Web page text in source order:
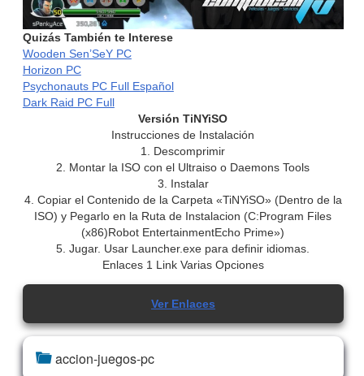
Quizás También te Interese
Wooden Sen’SeY PC
Horizon PC
Psychonauts PC Full Español
Dark Raid PC Full
Versión TiNYiSO
Instrucciones de Instalación
1. Descomprimir
2. Montar la ISO con el Ultraiso o Daemons Tools
3. Instalar
4. Copiar el Contenido de la Carpeta «TiNYiSO» (Dentro de la
ISO) y Pegarlo en la Ruta de Instalacion (C:Program Files
(x86)Robot EntertainmentEcho Prime»)
5. Jugar. Usar Launcher.exe para definir idiomas.
Enlaces 1 Link Varias Opciones
Ver Enlaces
accion-juegos-pc